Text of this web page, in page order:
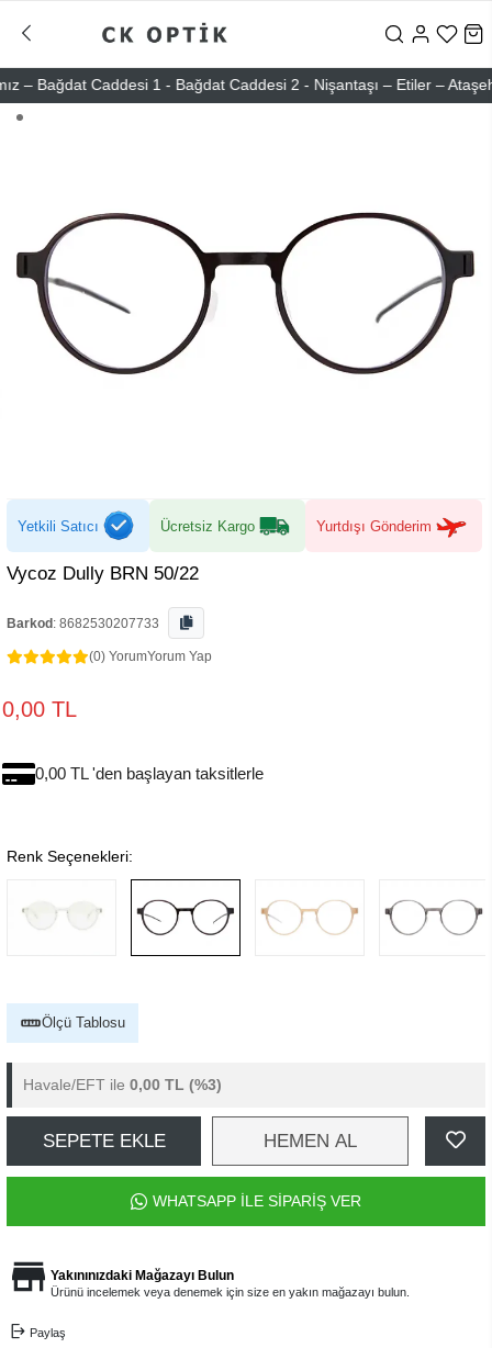
Bağdat Caddesi 1 - Bağdat Caddesi 2 - Nişantaşı – Etiler – Ataşehir
Yetkili Satıcı Ücretsiz Kargo Yurtdışı Gönderim
Vycoz Dully BRN 50/22
Barkod : 8682530207733
(0) YorumYorum Yap
0,00 TL
0,00 TL 'den başlayan taksitlerle
Renk Seçenekleri:
Ölçü Tablosu
Havale/EFT ile 0,00 TL (%3)
SEPETE EKLE HEMEN AL
WHATSAPP İLE SİPARİŞ VER
Yakınınızdaki Mağazayı Bulun
Ürünü incelemek veya denemek için size en yakın mağazayı bulun.
Paylaş